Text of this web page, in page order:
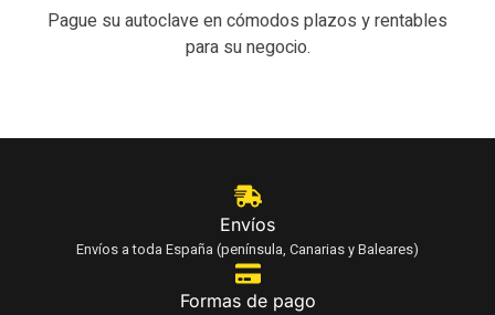
Pague su autoclave en cómodos plazos y rentables
para su negocio.
Envíos
Envíos a toda España (península, Canarias y Baleares)
Formas de pago